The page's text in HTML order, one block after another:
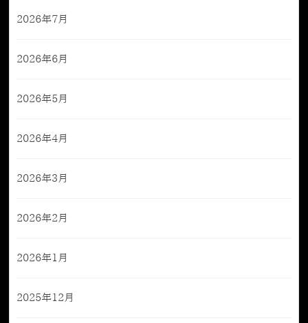
2026年7月
2026年6月
2026年5月
2026年4月
2026年3月
2026年2月
2026年1月
2025年12月